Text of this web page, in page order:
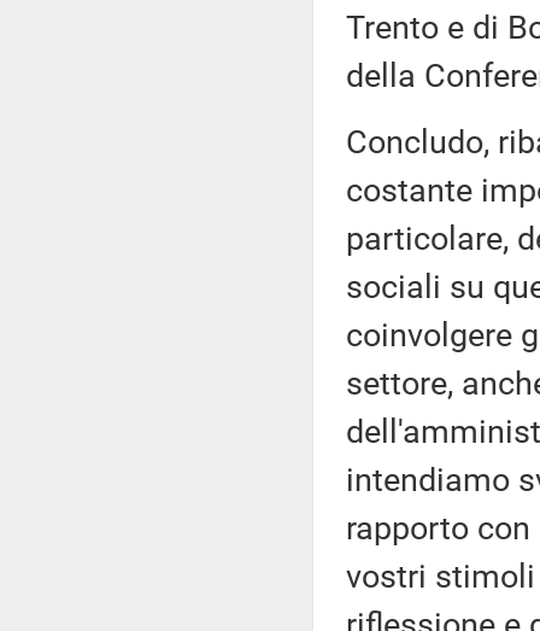
Trento e di
della
Concludo,
costante
particolare,
sociali su
coinvolgere
settore,
intendiamo
rapporto
vostri stimoli